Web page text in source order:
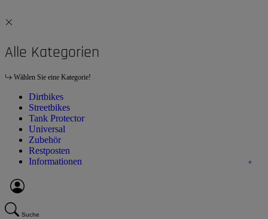
Alle Kategorien
Wählen Sie eine Kategorie!
Dirtbikes
Streetbikes
Tank Protector
Universal
Zubehör
Restposten
Informationen
Suche